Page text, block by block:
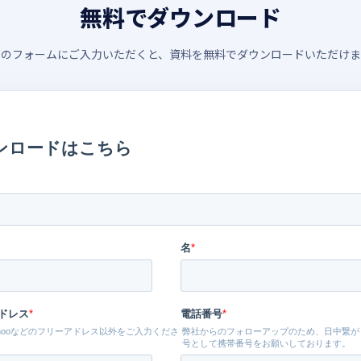
無料でダウンロード
フォームにご入力いただくと、資料を無料でダウンロードいただけ